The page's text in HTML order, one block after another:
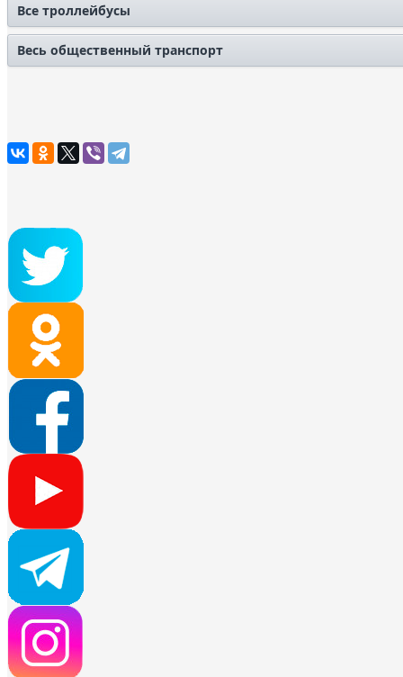
Все троллейбусы
Весь общественный транспорт